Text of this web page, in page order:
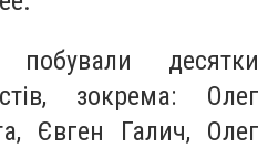
побували десятки
зокрема: Олег
Євген Галич, Олег